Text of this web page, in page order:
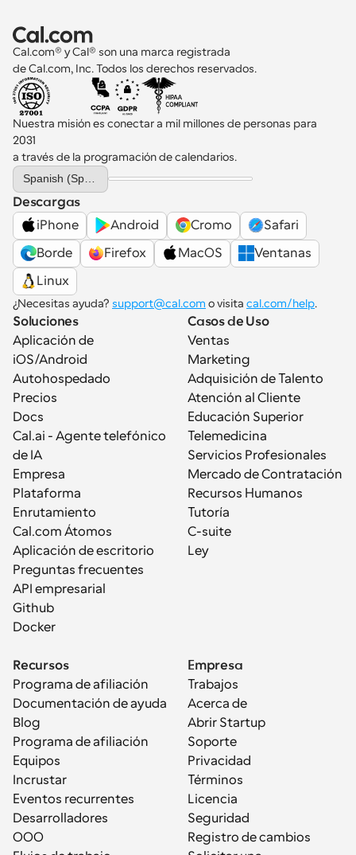
Cal.com® y Cal® son una marca registrada
de Cal.com, Inc. Todos los derechos reservados.
Nuestra misión es conectar a mil millones de personas para
2031
a través de la programación de calendarios.
Select Language
Spanish (Spain)
Descargas
iPhone
Android Cromo
Safari
Borde
Firefox MacOS
Ventanas
Linux
¿Necesitas ayuda? support@cal.com o visita cal.com/help.
Soluciones
Aplicación de
iOS/Android
Autohospedado
Precios
Docs
Cal.ai - Agente telefónico
de IA
Empresa
Plataforma
Enrutamiento
Cal.com Átomos
Aplicación de escritorio
Preguntas frecuentes
API empresarial
Github
Docker
Casos de Uso
Ventas
Marketing
Adquisición de Talento
Atención al Cliente
Educación Superior
Telemedicina
Servicios Profesionales
Mercado de Contratación
Recursos Humanos
Tutoría
C-suite
Ley
Recursos
Programa de afiliación
Documentación de ayuda
Blog
Programa de afiliación
Equipos
Incrustar
Eventos recurrentes
Desarrolladores
OOO
Empresa
Trabajos
Acerca de
Abrir Startup
Soporte
Privacidad
Términos
Licencia
Seguridad
Registro de cambios